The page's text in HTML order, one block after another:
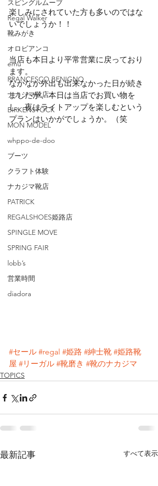
スピングルムーブ
Regal Walker
靴みがき
オロビアンコ
emu
RRANCESCO BENIGNO
ナカジマ靴店
BIRKENSTOCK
MON MODEL
whppo-de-doo
ブーツ
クラフト体験
ナカジマ靴店
PATRICK
REGALSHOES姫路店
SPINGLE MOVE
SPRING FAIR
lobb’s
営業時間
diadora
楽しみにされていた方も多いのではな
いでしょうか！！
当店も本日より平常営業に戻っており
ます。
なかなか外出も出来なかった日が続き
ましたが、本日は当店でお買い物を
し、夜はライトアップを楽しむという
プランはいかがでしょうか。（笑
#セール #regal #姫路 #紳士靴 #姫路靴
屋 #リーガル #靴磨き #靴のナカジマ
TOPICS
最新記事 すべて表示